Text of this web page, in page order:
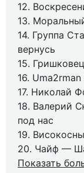
12.
13.
14. Группа
вернусь
15.
16.
17. Николай
18. Валерий
под нас
19.
20. Чайф —
Показать